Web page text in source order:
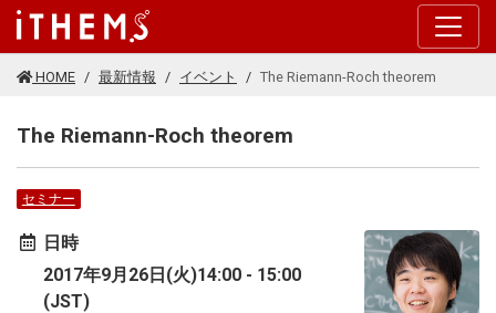
このページの本文に移動する
HOME 最新情報 イベント The Riemann-Roch theorem
The Riemann-Roch theorem
セミナー
日時
2017年9月26日(火)14:00 - 15:00
(JST)